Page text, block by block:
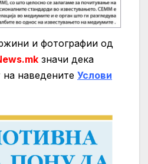
и фотографии од
значи дека
на нaведените Услови